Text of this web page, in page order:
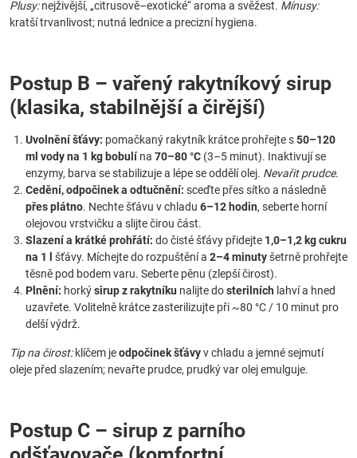
Plusy:nejživější, „citrusově–exotické“ aroma a svěžest. Mínusy:
kratší trvanlivost; nutná lednice a precizní hygiena.
Postup B – vařený rakytníkový sirup
(klasika, stabilnější a čirější)
Uvolnění šťávy: pomačkaný rakytník krátce prohřejte s50–120
ml vody na 1 kg bobulína 70–80 °C (3–5 minut). Inaktivují se
enzymy, barva se stabilizuje a lépe se oddělí olej. Nevařit prudce.
Cedění, odpočinek a odtučnění: sceďte přes sítko a následně
přes plátno. Nechte šťávu v chladu 6–12 hodin, seberte horní
olejovou vrstvičku a slijte čirou část.
Slazení a krátké prohřátí: do čisté šťávy přidejte 1,0–1,2 kg cukru
na 1 l
šťávy. Míchejte do rozpuštění a 2–4 minutyšetrně prohřejte
těsně pod bodem varu. Seberte pěnu (zlepší čirost).
Plnění: horkýsirup z rakytníku nalijte dosterilních lahví a hned
uzavřete. Volitelně krátce zasterilizujte při ~80 °C / 10 minut pro
delší výdrž.
Tip na čirost:klíčem jeodpočinek šťávyv chladu a jemné sejmutí
oleje před slazením; nevařte prudce, prudký var olej emulguje.
Postup C – sirup z parního